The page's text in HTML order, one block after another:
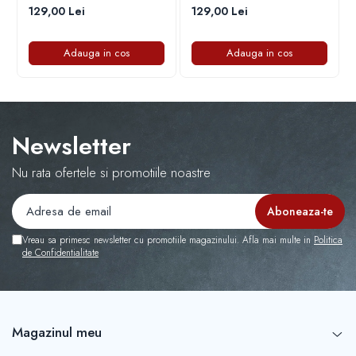
Capace r16 Toyota
Capace r16 VW
Capace roti marimea 12'
129,00 Lei
Adauga in cos
129,00 Lei
Adauga in cos
Newsletter
Nu rata ofertele si promotiile noastre
Vreau sa primesc newsletter cu promotiile magazinului. Afla mai multe in Politica
de Confidentialitate
Magazinul meu